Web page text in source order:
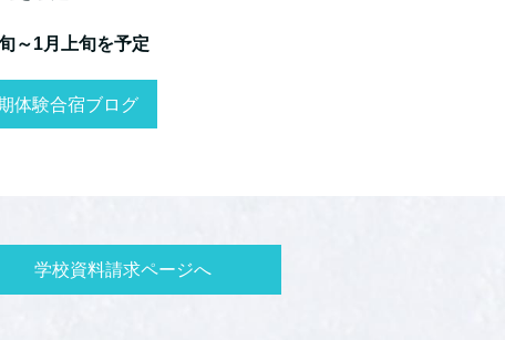
～1月上旬を予定
体験合宿ブログ
学校資料請求ページへ